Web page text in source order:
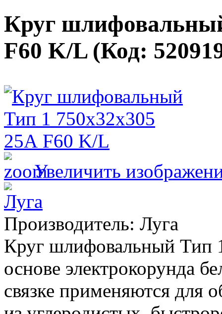
Круг
F60 K/L (Код:
Увеличить
Производитель: Луга
Круг шлифовальный Тип
основе электрокорунда
связке применяются для